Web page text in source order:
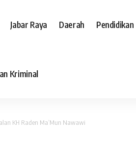
Jabar Raya Daerah Pendidikan
Kriminal
KH Raden Ma’Mun Nawawi